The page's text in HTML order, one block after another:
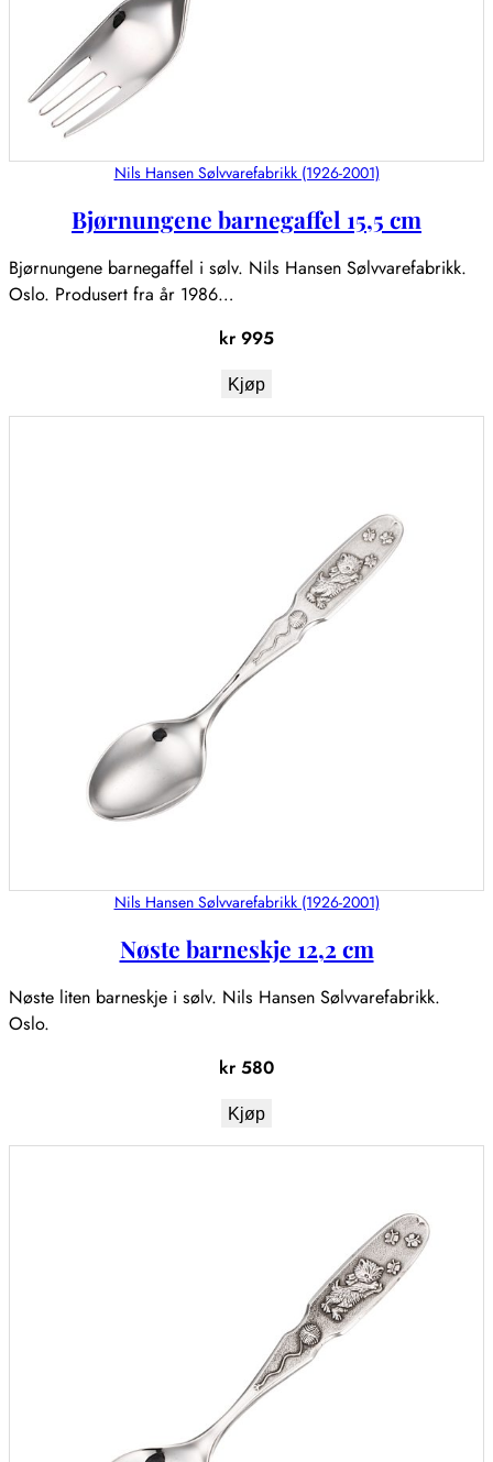
Nils Hansen Sølvvarefabrikk (1926-2001)
Bjørnungene barnegaffel 15,5 cm
Bjørnungene barnegaffel i sølv. Nils Hansen Sølvvarefabrikk.
Oslo. Produsert fra år 1986…
kr 995
Kjøp
Nils Hansen Sølvvarefabrikk (1926-2001)
Nøste barneskje 12,2 cm
Nøste liten barneskje i sølv. Nils Hansen Sølvvarefabrikk.
Oslo.
kr 580
Kjøp